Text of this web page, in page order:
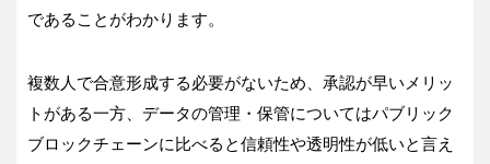
であることがわかります。
複数人で合意形成する必要がないため、承認が早いメリッ
トがある一方、データの管理・保管についてはパブリック
ブロックチェーンに比べると信頼性や透明性が低いと言え